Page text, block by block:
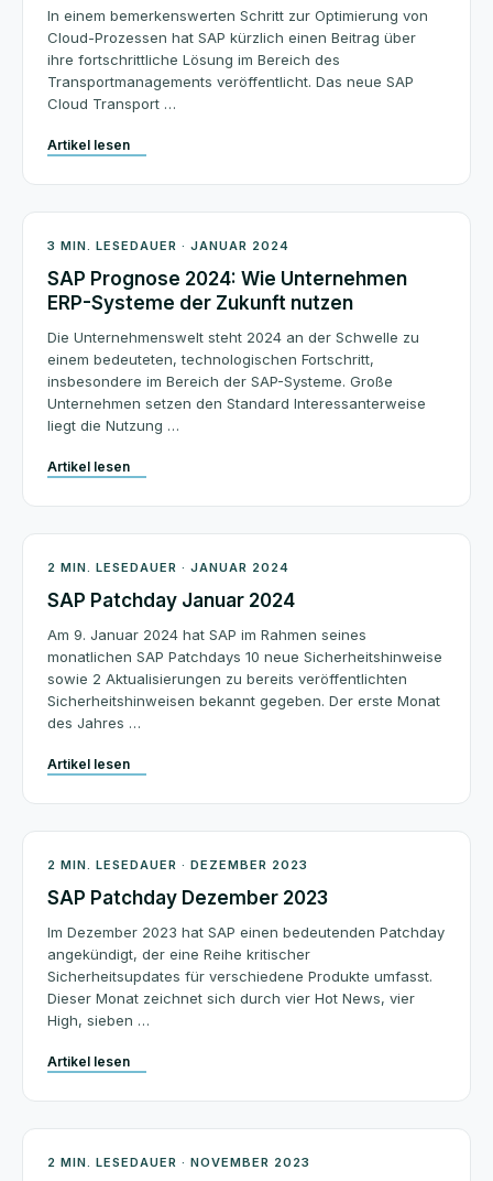
In einem bemerkenswerten Schritt zur Optimierung von
Cloud-Prozessen hat SAP kürzlich einen Beitrag über
ihre fortschrittliche Lösung im Bereich des
Transportmanagements veröffentlicht. Das neue SAP
Cloud Transport …
Artikel lesen
SAP News
3 MIN. LESEDAUER · JANUAR 2024
SAP Prognose 2024: Wie Unternehmen
ERP-Systeme der Zukunft nutzen
Die Unternehmenswelt steht 2024 an der Schwelle zu
einem bedeuteten, technologischen Fortschritt,
insbesondere im Bereich der SAP-Systeme. Große
Unternehmen setzen den Standard Interessanterweise
liegt die Nutzung …
Artikel lesen
Patchday
2 MIN. LESEDAUER · JANUAR 2024
SAP Patchday Januar 2024
Am 9. Januar 2024 hat SAP im Rahmen seines
monatlichen SAP Patchdays 10 neue Sicherheitshinweise
sowie 2 Aktualisierungen zu bereits veröffentlichten
Sicherheitshinweisen bekannt gegeben. Der erste Monat
des Jahres …
Artikel lesen
Patchday
2 MIN. LESEDAUER · DEZEMBER 2023
SAP Patchday Dezember 2023
Im Dezember 2023 hat SAP einen bedeutenden Patchday
angekündigt, der eine Reihe kritischer
Sicherheitsupdates für verschiedene Produkte umfasst.
Dieser Monat zeichnet sich durch vier Hot News, vier
High, sieben …
Artikel lesen
Patchday
2 MIN. LESEDAUER · NOVEMBER 2023